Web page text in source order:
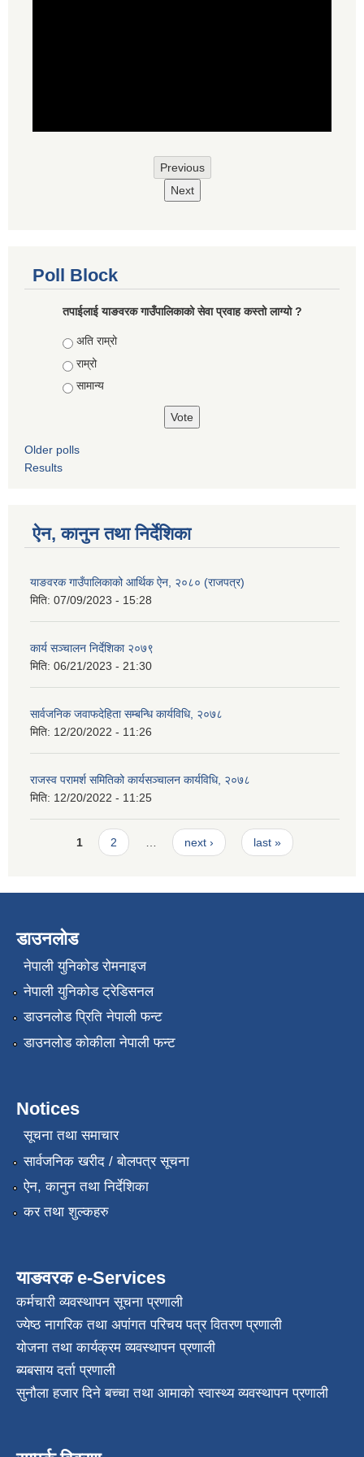
Previous
Next
Poll Block
तपाईलाई याङवरक गाउँपालिकाको सेवा प्रवाह कस्तो लाग्यो ?
Choices
अति राम्रो
राम्रो
सामान्य
Older polls
Results
ऐन, कानुन तथा निर्देशिका
याङवरक गाउँपालिकाको आर्थिक ऐन, २०८० (राजपत्र)
मिति: 07/09/2023 - 15:28
कार्य सञ्चालन निर्देशिका २०७९
मिति: 06/21/2023 - 21:30
सार्वजनिक जवाफदेहिता सम्बन्धि कार्यविधि, २०७८
मिति: 12/20/2022 - 11:26
राजस्व परामर्श समितिको कार्यसञ्चालन कार्यविधि, २०७८
मिति: 12/20/2022 - 11:25
Pages
1 2 next › last »
डाउनलोड
नेपाली युनिकोड रोमनाइज
नेपाली युनिकोड ट्रेडिसनल
डाउनलोड प्रिति नेपाली फन्ट
डाउनलोड कोकीला नेपाली फन्ट
Notices
सूचना तथा समाचार
सार्वजनिक खरीद / बोलपत्र सूचना
ऐन, कानुन तथा निर्देशिका
कर तथा शुल्कहरु
याङवरक e-Services
कर्मचारी व्यवस्थापन सूचना प्रणाली
ज्येष्ठ नागरिक तथा अपांगत परिचय पत्र वितरण प्रणाली
योजना तथा कार्यक्रम व्यवस्थापन प्रणाली
ब्यबसाय दर्ता प्रणाली
सुनौला हजार दिने बच्चा तथा आमाको स्वास्थ्य व्यवस्थापन प्रणाली